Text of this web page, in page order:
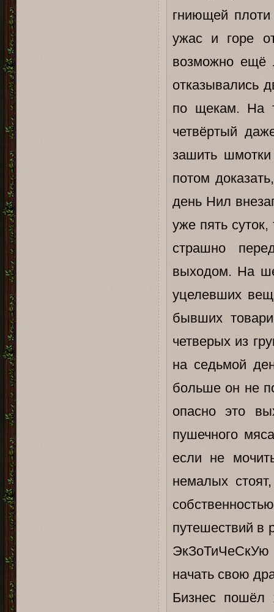
гниющей плоти
ужас и горе
возможно ещё
отказывались
по щекам. На
четвёртый
зашить
потом
день Нил
уже пять
страшно
выходом. На
уцелевших
бывших
четверых из
на седьмой
больше он не
опасно это
пушечного
если не
немалых
путешествий в
начать свою
Бизнес пошёл